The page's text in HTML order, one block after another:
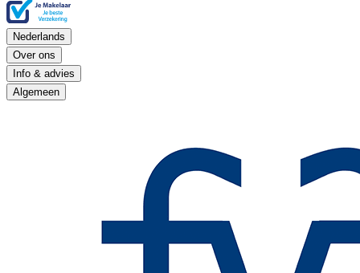
Nederlands
Over ons
Info & advies
Algemeen